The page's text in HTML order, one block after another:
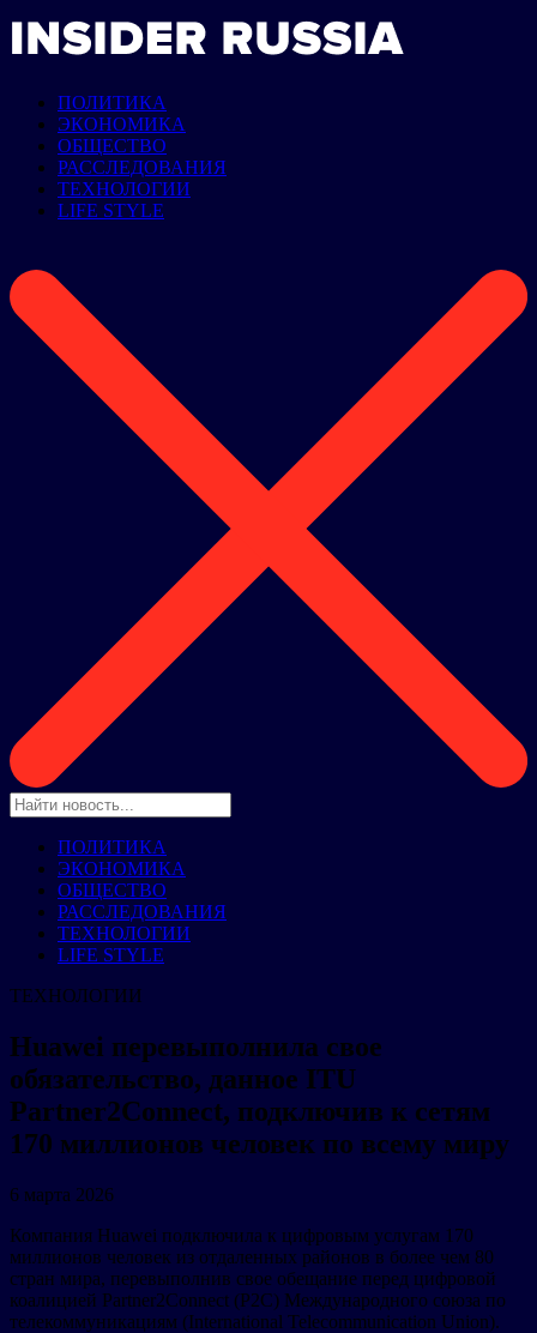
ПОЛИТИКА
ЭКОНОМИКА
ОБЩЕСТВО
РАССЛЕДОВАНИЯ
ТЕХНОЛОГИИ
LIFE STYLE
ПОЛИТИКА
ЭКОНОМИКА
ОБЩЕСТВО
РАССЛЕДОВАНИЯ
ТЕХНОЛОГИИ
LIFE STYLE
ТЕХНОЛОГИИ
Huawei перевыполнила свое
обязательство, данное ITU
Partner2Connect, подключив к сетям
170 миллионов человек по всему миру
6 марта 2026
Компания Huawei подключила к цифровым услугам 170
миллионов человек из отдаленных районов в более чем 80
стран мира, перевыполнив свое обещание перед цифровой
коалицией Partner2Connect (P2C) Международного союза по
телекоммуникациям (International Telecommunication Union).